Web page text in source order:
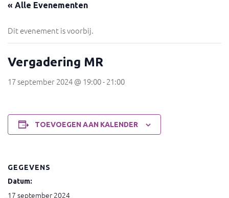
« Alle Evenementen
Dit evenement is voorbij.
Vergadering MR
17 september 2024 @ 19:00-21:00
TOEVOEGEN AAN KALENDER
GEGEVENS
Datum:
17 september 2024